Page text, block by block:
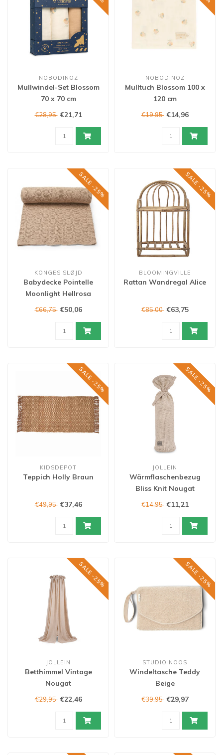
NOBODINOZ
Mullwindel-Set Blossom
70 x 70 cm
€28,95 €21,71
NOBODINOZ
Mulltuch Blossom 100 x
120 cm
€19,95 €14,96
SALE -25%
KONGES SLØJD
Babydecke Pointelle
Moonlight Hellrosa
€66,75 €50,06
SALE -25%
BLOOMINGVILLE
Rattan Wandregal Alice
€85,00 €63,75
SALE -25%
KIDSDEPOT
Teppich Holly Braun
€49,95 €37,46
SALE -25%
JOLLEIN
Wärmflaschenbezug
Bliss Knit Nougat
€14,95 €11,21
SALE -25%
JOLLEIN
Betthimmel Vintage
Nougat
€29,95 €22,46
SALE -25%
STUDIO NOOS
Windeltasche Teddy
Beige
€39,95 €29,97